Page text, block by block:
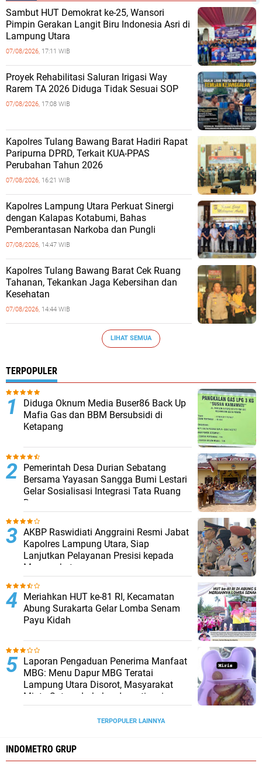
Sambut HUT Demokrat ke-25, Wansori
Pimpin Gerakan Langit Biru Indonesia Asri di
Lampung Utara
07/08/2026, 17:11 WIB
Proyek Rehabilitasi Saluran Irigasi Way
Rarem TA 2026 Diduga Tidak Sesuai SOP
07/08/2026, 17:08 WIB
Kapolres Tulang Bawang Barat Hadiri Rapat
Paripurna DPRD, Terkait KUA-PPAS
Perubahan Tahun 2026
07/08/2026, 16:21 WIB
Kapolres Lampung Utara Perkuat Sinergi
dengan Kalapas Kotabumi, Bahas
Pemberantasan Narkoba dan Pungli
07/08/2026, 14:47 WIB
Kapolres Tulang Bawang Barat Cek Ruang
Tahanan, Tekankan Jaga Kebersihan dan
Kesehatan
07/08/2026, 14:44 WIB
LIHAT SEMUA
TERPOPULER
Diduga Oknum Media Buser86 Back Up
Mafia Gas dan BBM Bersubsidi di
Ketapang
Pemerintah Desa Durian Sebatang
Bersama Yayasan Sangga Bumi Lestari
Gelar Sosialisasi Integrasi Tata Ruang
Desa
AKBP Raswidiati Anggraini Resmi Jabat
Kapolres Lampung Utara, Siap
Lanjutkan Pelayanan Presisi kepada
Masyarakat
Meriahkan HUT ke-81 RI, Kecamatan
Abung Surakarta Gelar Lomba Senam
Payu Kidah
Laporan Pengaduan Penerima Manfaat
MBG: Menu Dapur MBG Teratai
Lampung Utara Disorot, Masyarakat
Minta Satgas Lakukan Investigasi
TERPOPULER LAINNYA
INDOMETRO GRUP